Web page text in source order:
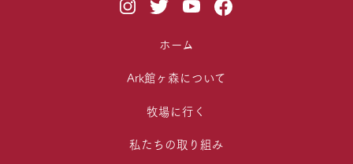
ホーム
Ark館ヶ森について
牧場に行く
私たちの取り組み